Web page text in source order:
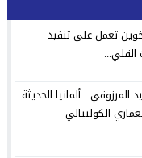
تعمل على تنفيذ
المرزوقي : ألمانيا الحديثة
الكولنيالي